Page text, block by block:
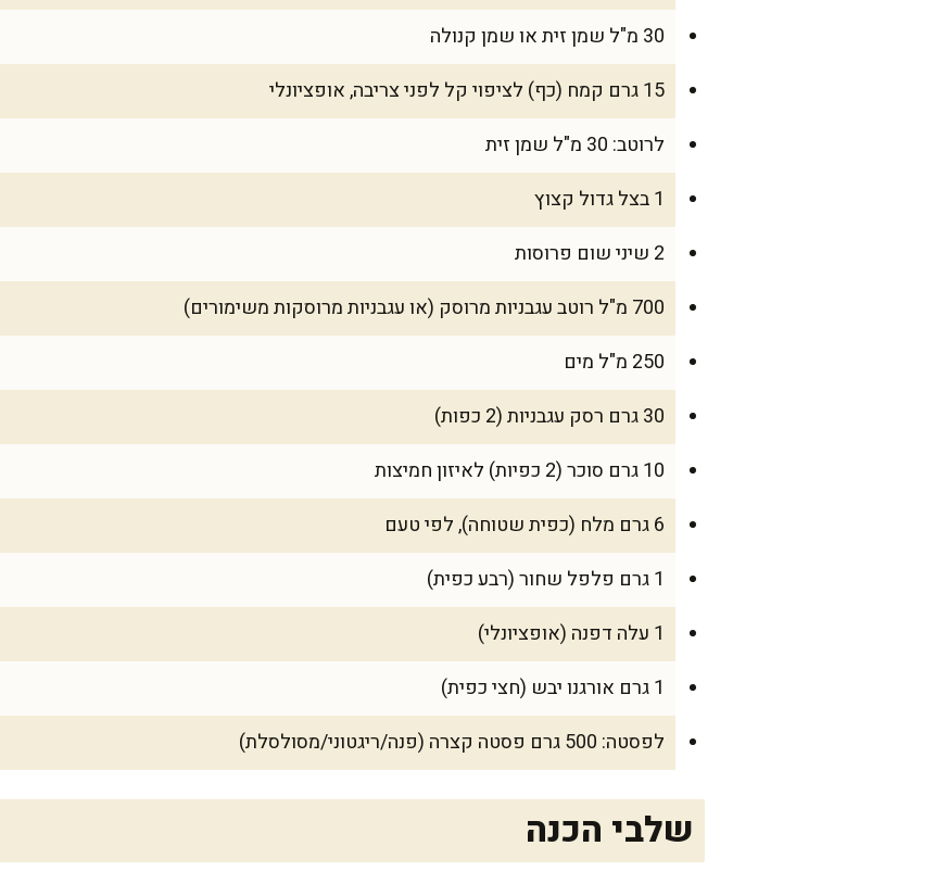
30 מ"ל שמן זית או שמן קנולה
15 גרם קמח (כף) לציפוי קל לפני צריבה, אופציונלי
לרוטב: 30 מ"ל שמן זית
1 בצל גדול קצוץ
2 שיני שום פרוסות
700 מ"ל רוטב עגבניות מרוסק (או עגבניות מרוסקות משימורים)
250 מ"ל מים
30 גרם רסק עגבניות (2 כפות)
10 גרם סוכר (2 כפיות) לאיזון חמיצות
6 גרם מלח (כפית שטוחה), לפי טעם
1 גרם פלפל שחור (רבע כפית)
1 עלה דפנה (אופציונלי)
1 גרם אורגנו יבש (חצי כפית)
לפסטה: 500 גרם פסטה קצרה (פנה/ריגטוני/מסולסלת)
שלבי הכנה